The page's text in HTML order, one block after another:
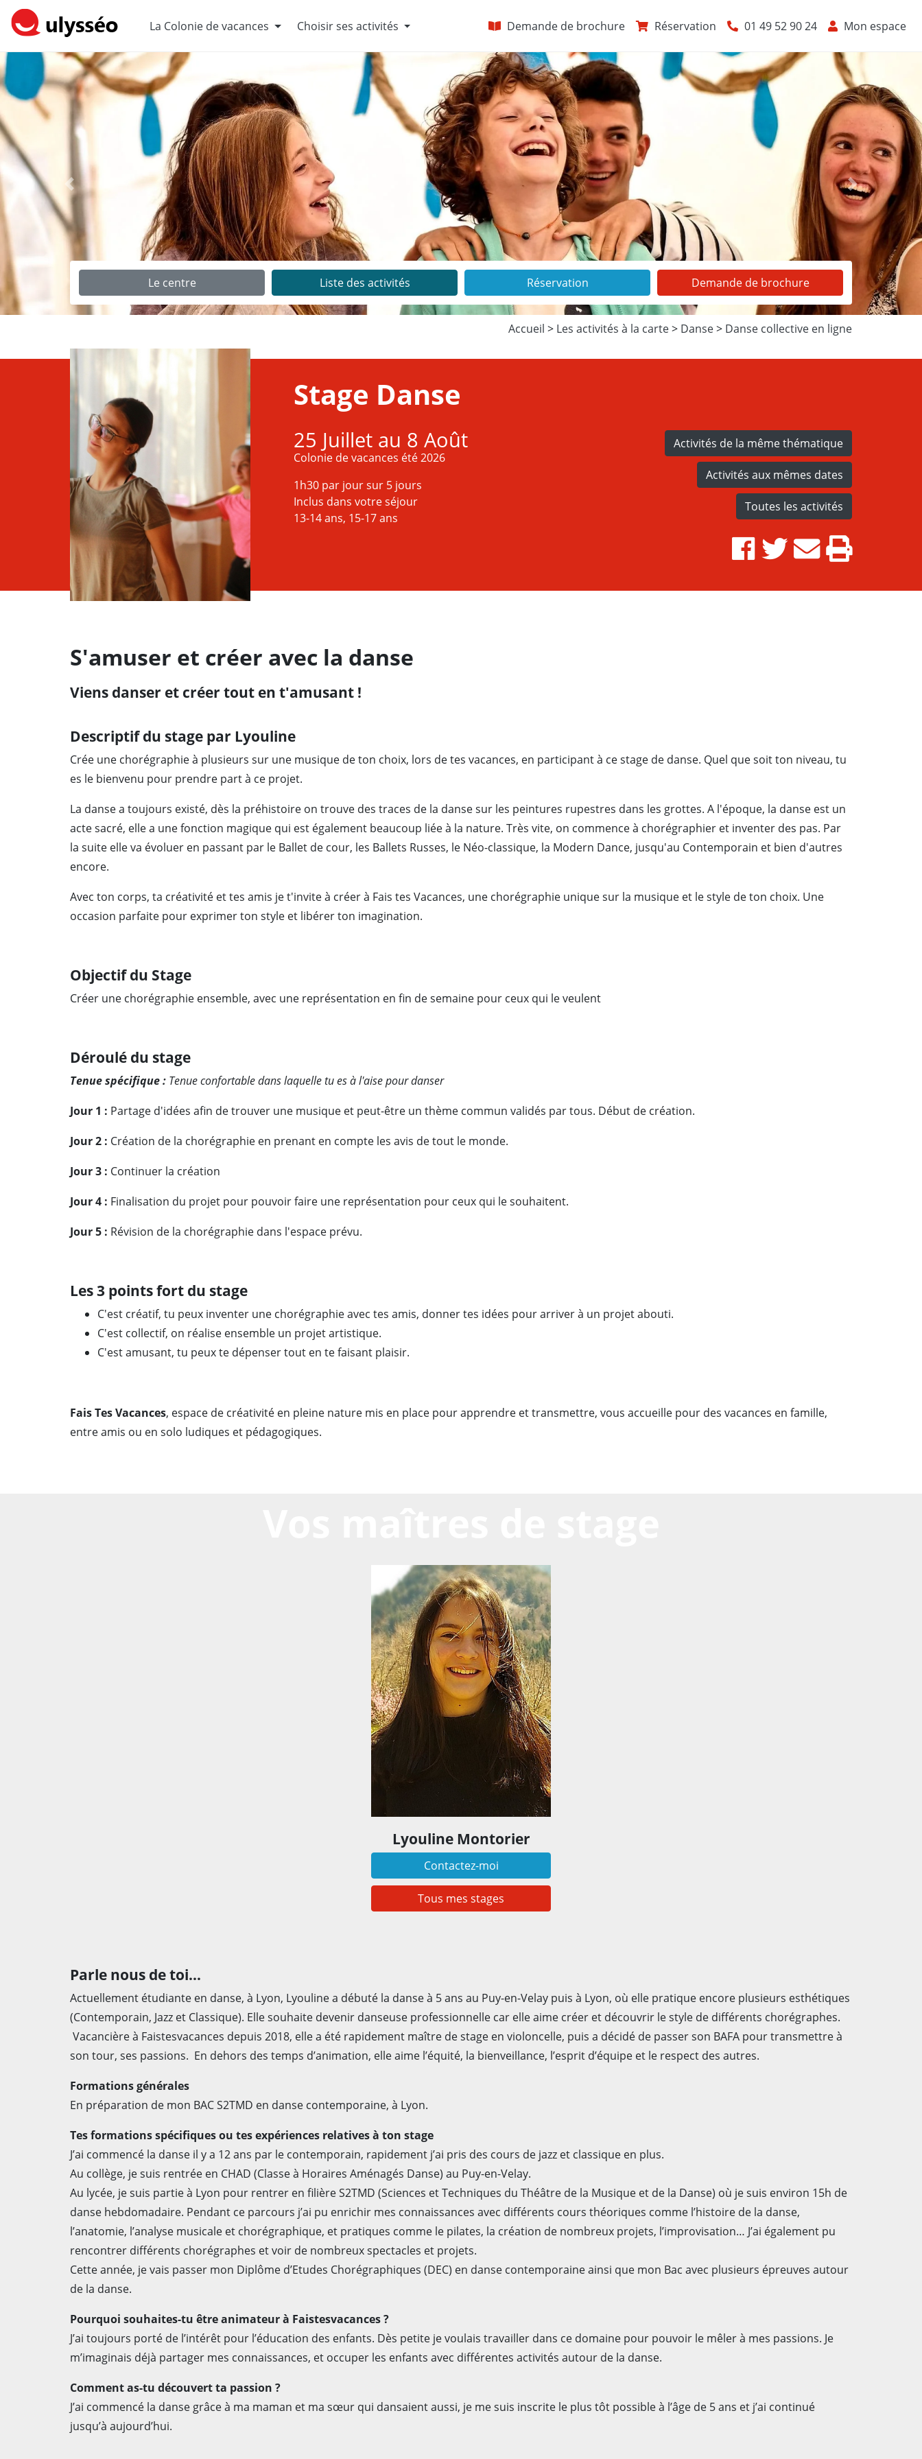
Demande de brochure Réservation 01 49 52 90 24 Mon espace
La Colonie de vacances Choisir ses activités
Précédent Suivant
Le centre Liste des activités Réservation Demande de brochure
Accueil > Les activités à la carte> Danse> Danse collective en ligne
Stage Danse
25 Juillet au 8 Août
Colonie de vacances été 2026
1h30 par jour sur 5 jours
Inclus dans votre séjour
13-14 ans, 15-17 ans
Activités de la même thématique
Activités aux mêmes dates
Toutes les activités
S'amuser et créer avec la danse
Viens danser et créer tout en t'amusant !
Descriptif du stage par Lyouline
Crée une chorégraphie à plusieurs sur une musique de ton choix, lors de tes vacances, en participant à ce stage de danse. Quel que soit ton niveau, tu
es le bienvenu pour prendre part à ce projet.
La danse a toujours existé, dès la préhistoire on trouve des traces de la danse sur les peintures rupestres dans les grottes. A l'époque, la danse est un
acte sacré, elle a une fonction magique qui est également beaucoup liée à la nature. Très vite, on commence à chorégraphier et inventer des pas. Par
la suite elle va évoluer en passant par le Ballet de cour, les Ballets Russes, le Néo-classique, la Modern Dance, jusqu'au Contemporain et bien d'autres
encore.
Avec ton corps, ta créativité et tes amis je t'invite à créer à Fais tes Vacances, une chorégraphie unique sur la musique et le style de ton choix. Une
occasion parfaite pour exprimer ton style et libérer ton imagination.
Objectif du Stage
Créer une chorégraphie ensemble, avec une représentation en fin de semaine pour ceux qui le veulent
Déroulé du stage
Tenue spécifique : Tenue confortable dans laquelle tu es à l'aise pour danser
Jour 1 : Partage d'idées afin de trouver une musique et peut-être un thème commun validés par tous. Début de création.
Jour 2 : Création de la chorégraphie en prenant en compte les avis de tout le monde.
Jour 3 : Continuer la création
Jour 4 : Finalisation du projet pour pouvoir faire une représentation pour ceux qui le souhaitent.
Jour 5 : Révision de la chorégraphie dans l'espace prévu.
Les 3 points fort du stage
C'est créatif, tu peux inventer une chorégraphie avec tes amis, donner tes idées pour arriver à un projet abouti.
C'est collectif, on réalise ensemble un projet artistique.
C'est amusant, tu peux te dépenser tout en te faisant plaisir.
Fais Tes Vacances, espace de créativité en pleine nature mis en place pour apprendre et transmettre, vous accueille pour des vacances en famille,
entre amis ou en solo ludiques et pédagogiques.
Lyouline Montorier
Contactez-moi
Tous mes stages
Parle nous de toi…
Actuellement étudiante en danse, à Lyon, Lyouline a débuté la danse à 5 ans au Puy-en-Velay puis à Lyon, où elle pratique encore plusieurs esthétiques
(Contemporain, Jazz et Classique). Elle souhaite devenir danseuse professionnelle car elle aime créer et découvrir le style de différents chorégraphes.
Vacancière à Faistesvacances depuis 2018, elle a été rapidement maître de stage en violoncelle, puis a décidé de passer son BAFA pour transmettre à
son tour, ses passions. En dehors des temps d’animation, elle aime l’équité, la bienveillance, l’esprit d’équipe et le respect des autres.
Formations générales
En préparation de mon BAC S2TMD en danse contemporaine, à Lyon.
Tes formations spécifiques ou tes expériences relatives à ton stage
J’ai commencé la danse il y a 12 ans par le contemporain, rapidement j’ai pris des cours de jazz et classique en plus.
Au collège, je suis rentrée en CHAD (Classe à Horaires Aménagés Danse) au Puy-en-Velay.
Au lycée, je suis partie à Lyon pour rentrer en filière S2TMD (Sciences et Techniques du Théâtre de la Musique et de la Danse) où je suis environ 15h de
danse hebdomadaire. Pendant ce parcours j’ai pu enrichir mes connaissances avec différents cours théoriques comme l’histoire de la danse,
l’anatomie, l’analyse musicale et chorégraphique, et pratiques comme le pilates, la création de nombreux projets, l’improvisation… J’ai également pu
rencontrer différents chorégraphes et voir de nombreux spectacles et projets.
Cette année, je vais passer mon Diplôme d’Etudes Chorégraphiques (DEC) en danse contemporaine ainsi que mon Bac avec plusieurs épreuves autour
de la danse.
Pourquoi souhaites-tu être animateur à Faistesvacances ?
J’ai toujours porté de l’intérêt pour l’éducation des enfants. Dès petite je voulais travailler dans ce domaine pour pouvoir le mêler à mes passions. Je
m’imaginais déjà partager mes connaissances, et occuper les enfants avec différentes activités autour de la danse.
Comment as-tu découvert ta passion ?
J’ai commencé la danse grâce à ma maman et ma sœur qui dansaient aussi, je me suis inscrite le plus tôt possible à l’âge de 5 ans et j’ai continué
jusqu’à aujourd’hui.